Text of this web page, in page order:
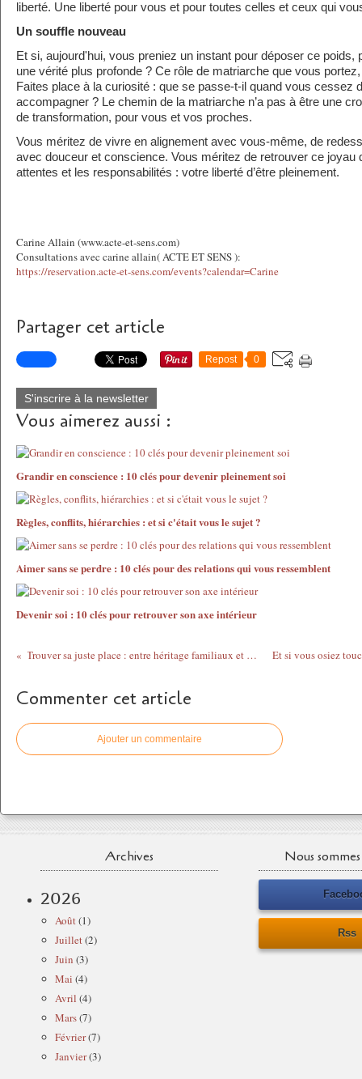
liberté. Une liberté pour vous et pour toutes celles et ceux qui
Un souffle nouveau
Et si, aujourd'hui, vous preniez un instant pour déposer ce poids,
une vérité plus profonde ? Ce rôle de matriarche que vous
Faites place à la curiosité : que se passe-t-il quand vous cessez
accompagner ? Le chemin de la matriarche n’a pas à être une
de transformation, pour vous et vos proches.
Vous méritez de vivre en alignement avec vous-même, de
avec douceur et conscience. Vous méritez de retrouver ce joyau
attentes et les responsabilités : votre liberté d’être pleinement.
Carine Allain (www.acte-et-sens.com)
Consultations avec carine allain( ACTE ET SENS ):
https://reservation.acte-et-sens.com/events?calendar=Carine
Partager cet article
Repost 0
S'inscrire à la newsletter
Vous aimerez aussi :
Grandir en conscience : 10 clés pour devenir pleinement soi
Règles, conflits, hiérarchies : et si c'était vous le sujet ?
Aimer sans se perdre : 10 clés pour des relations qui vous ressemblent
Devenir soi : 10 clés pour retrouver son axe intérieur
Trouver sa juste place : entre héritage familiaux et pouvoir personnel.
Commenter cet article
Ajouter un commentaire
Archives
2026
Août(1)
Juillet(2)
Juin (3)
Mai (4)
Avril (4)
Mars(7)
Février(7)
Janvier(3)
Nous
Rss